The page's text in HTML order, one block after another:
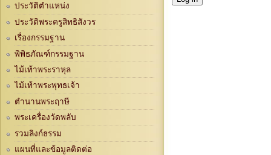
ประวัติตำแหน่ง
ประวัติพระครูสิทธิสังวร
เรื่องกรรมฐาน
พิพิธภัณฑ์กรรมฐาน
ไม้เท้าพระราหุล
ไม้เท้าพระพุทธเจ้า
ตำนานพระฤาษี
พระเครื่องวัดพลับ
รวมลิงก์ธรรม
แผนที่และข้อมูลติดต่อ